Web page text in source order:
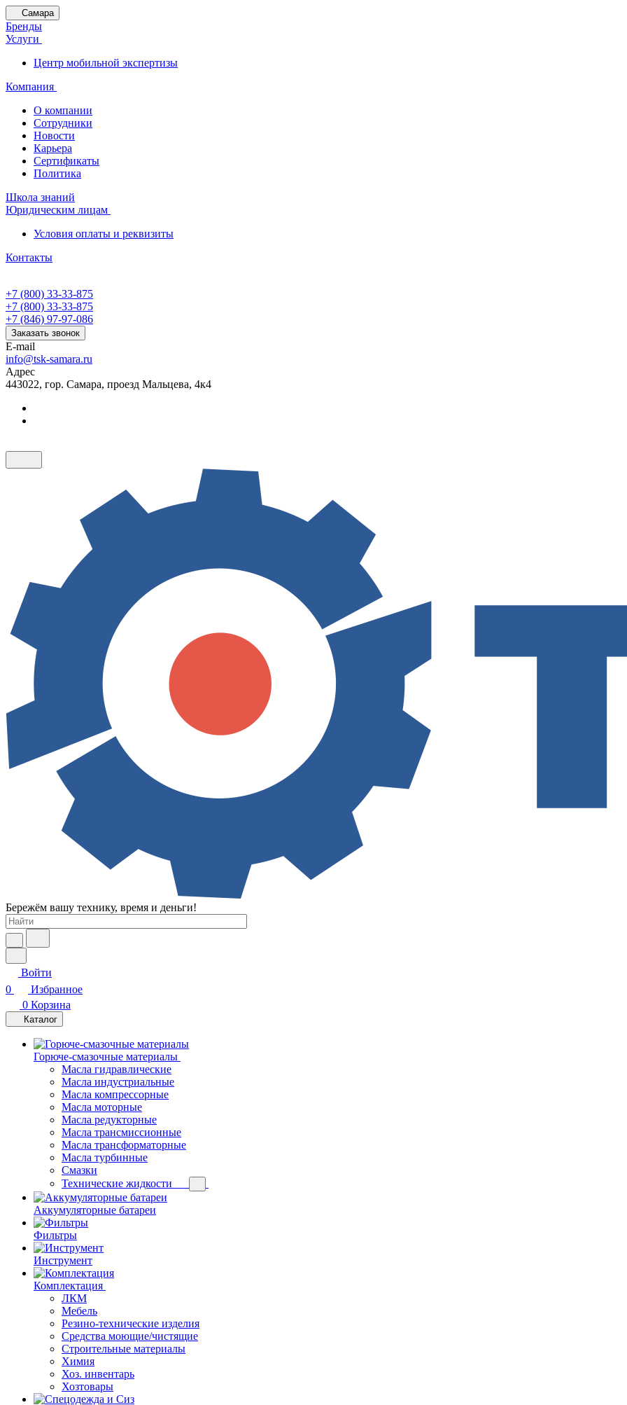
Самара
Бренды
Услуги
Центр мобильной экспертизы
Компания
О компании
Сотрудники
Новости
Карьера
Сертификаты
Политика
Школа знаний
Юридическим лицам
Условия оплаты и реквизиты
Контакты
+7 (800) 33-33-875
+7 (800) 33-33-875
+7 (846) 97-97-086
Заказать звонок
E-mail
info@tsk-samara.ru
Адрес
443022, гор. Самара, проезд Мальцева, 4к4
Бережём вашу технику, время и деньги!
Войти
0
Избранное
0 Корзина
Каталог
Горюче-смазочные материалы
Масла гидравлические
Масла индустриальные
Масла компрессорные
Масла моторные
Масла редукторные
Масла трансмиссионные
Масла трансформаторные
Масла турбинные
Смазки
Технические жидкости
Аккумуляторные батареи
Фильтры
Инструмент
Комплектация
ЛКМ
Мебель
Резино-технические изделия
Средства моющие/чистящие
Строительные материалы
Химия
Хоз. инвентарь
Хозтовары